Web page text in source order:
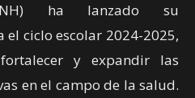
ha lanzado su
el ciclo escolar 2024-2025,
y expandir las
en el campo de la salud.